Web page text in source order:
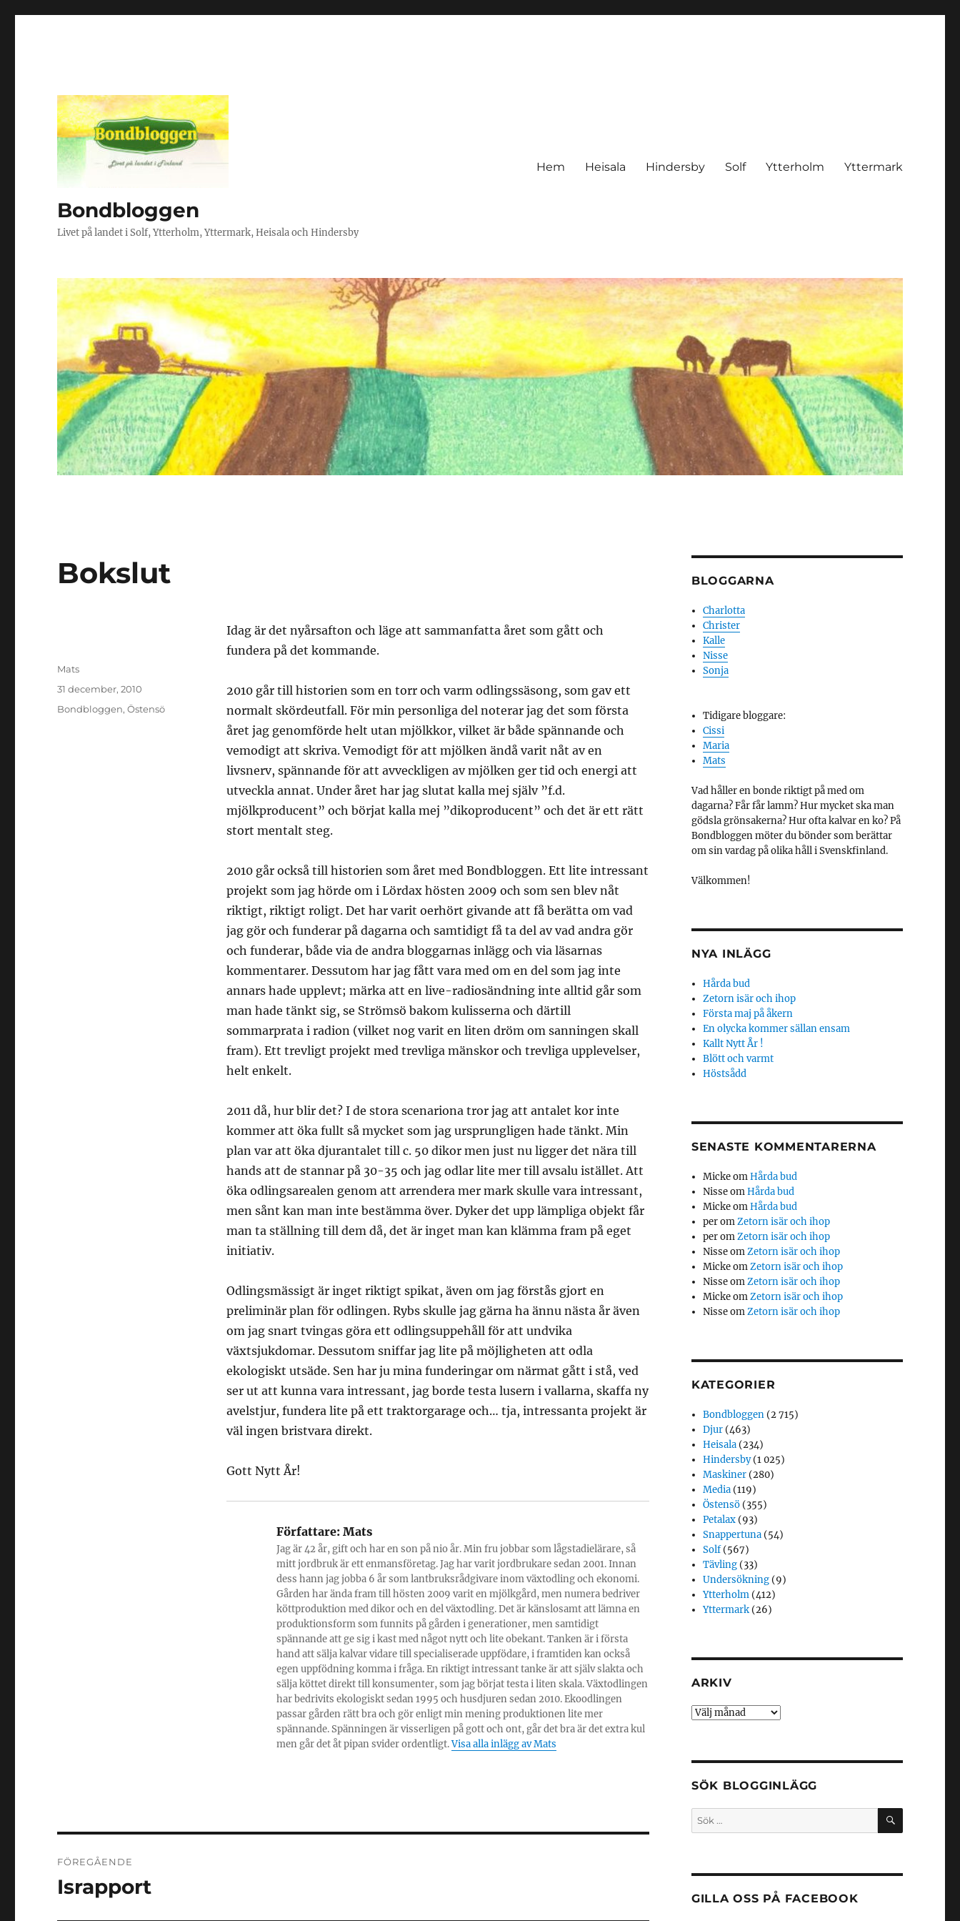
Bondbloggen
Livet på landet i Solf, Ytterholm, Yttermark, Heisala och Hindersby
Hem Heisala Hindersby Solf Ytterholm Yttermark
Bokslut
Idag är det nyårsafton och läge att sammanfatta året som gått och
fundera på det kommande.
2010 går till historien som en torr och varm odlingssäsong, som gav ett
normalt skördeutfall. För min personliga del noterar jag det som första
året jag genomförde helt utan mjölkkor, vilket är både spännande och
vemodigt att skriva. Vemodigt för att mjölken ändå varit nåt av en
livsnerv, spännande för att avveckligen av mjölken ger tid och energi att
utveckla annat. Under året har jag slutat kalla mej själv ”f.d.
mjölkproducent” och börjat kalla mej ”dikoproducent” och det är ett rätt
stort mentalt steg.
2010 går också till historien som året med Bondbloggen. Ett lite intressant
projekt som jag hörde om i Lördax hösten 2009 och som sen blev nåt
riktigt, riktigt roligt. Det har varit oerhört givande att få berätta om vad
jag gör och funderar på dagarna och samtidigt få ta del av vad andra gör
och funderar, både via de andra bloggarnas inlägg och via läsarnas
kommentarer. Dessutom har jag fått vara med om en del som jag inte
annars hade upplevt; märka att en live-radiosändning inte alltid går som
man hade tänkt sig, se Strömsö bakom kulisserna och därtill
sommarprata i radion (vilket nog varit en liten dröm om sanningen skall
fram). Ett trevligt projekt med trevliga mänskor och trevliga upplevelser,
helt enkelt.
2011 då, hur blir det? I de stora scenariona tror jag att antalet kor inte
kommer att öka fullt så mycket som jag ursprungligen hade tänkt. Min
plan var att öka djurantalet till c. 50 dikor men just nu ligger det nära till
hands att de stannar på 30-35 och jag odlar lite mer till avsalu istället. Att
öka odlingsarealen genom att arrendera mer mark skulle vara intressant,
men sånt kan man inte bestämma över. Dyker det upp lämpliga objekt får
man ta ställning till dem då, det är inget man kan klämma fram på eget
initiativ.
Odlingsmässigt är inget riktigt spikat, även om jag förstås gjort en
preliminär plan för odlingen. Rybs skulle jag gärna ha ännu nästa år även
om jag snart tvingas göra ett odlingsuppehåll för att undvika
växtsjukdomar. Dessutom sniffar jag lite på möjligheten att odla
ekologiskt utsäde. Sen har ju mina funderingar om närmat gått i stå, ved
ser ut att kunna vara intressant, jag borde testa lusern i vallarna, skaffa ny
avelstjur, fundera lite på ett traktorgarage och… tja, intressanta projekt är
väl ingen bristvara direkt.
Gott Nytt År!
Författare:Mats
Jag är 42 år, gift och har en son på nio år. Min fru jobbar som lågstadielärare, så
mitt jordbruk är ett enmansföretag. Jag har varit jordbrukare sedan 2001. Innan
dess hann jag jobba 6 år som lantbruksrådgivare inom växtodling och ekonomi.
Gården har ända fram till hösten 2009 varit en mjölkgård, men numera bedriver
köttproduktion med dikor och en del växtodling. Det är känslosamt att lämna en
produktionsform som funnits på gården i generationer, men samtidigt
spännande att ge sig i kast med något nytt och lite obekant. Tanken är i första
hand att sälja kalvar vidare till specialiserade uppfödare, i framtiden kan också
egen uppfödning komma i fråga. En riktigt intressant tanke är att själv slakta och
sälja köttet direkt till konsumenter, som jag börjat testa i liten skala. Växtodlingen
har bedrivits ekologiskt sedan 1995 och husdjuren sedan 2010. Ekoodlingen
passar gården rätt bra och gör enligt min mening produktionen lite mer
spännande. Spänningen är visserligen på gott och ont, går det bra är det extra kul
men går det åt pipan svider ordentligt.Visa alla inlägg av Mats
Författare
Mats
Publicerat
31 december, 2010
Kategorier
Bondbloggen,Östensö
FÖREGÅENDE
Föregående
Israpport
BLOGGARNA
Charlotta
Christer
Kalle
Nisse
Sonja
Tidigare bloggare:
Cissi
Maria
Mats
Vad håller en bonde riktigt på med om
dagarna? Får får lamm? Hur mycket ska man
gödsla grönsakerna? Hur ofta kalvar en ko? På
Bondbloggen möter du bönder som berättar
om sin vardag på olika håll i Svenskfinland.
Välkommen!
NYA INLÄGG
Hårda bud
Zetorn isär och ihop
Första maj på åkern
En olycka kommer sällan ensam
Kallt Nytt År !
Blött och varmt
Höstsådd
SENASTE KOMMENTARERNA
MickeomHårda bud
NisseomHårda bud
MickeomHårda bud
peromZetorn isär och ihop
peromZetorn isär och ihop
NisseomZetorn isär och ihop
MickeomZetorn isär och ihop
NisseomZetorn isär och ihop
MickeomZetorn isär och ihop
NisseomZetorn isär och ihop
KATEGORIER
Bondbloggen (2 715)
Djur (463)
Heisala (234)
Hindersby(1 025)
Maskiner (280)
Media (119)
Östensö (355)
Petalax (93)
Snappertuna (54)
Solf(567)
Tävling (33)
Undersökning (9)
Ytterholm (412)
Yttermark (26)
ARKIV
Arkiv
SÖK BLOGGINLÄGG
Sök
efter:
SÖK
GILLA OSS PÅ FACEBOOK